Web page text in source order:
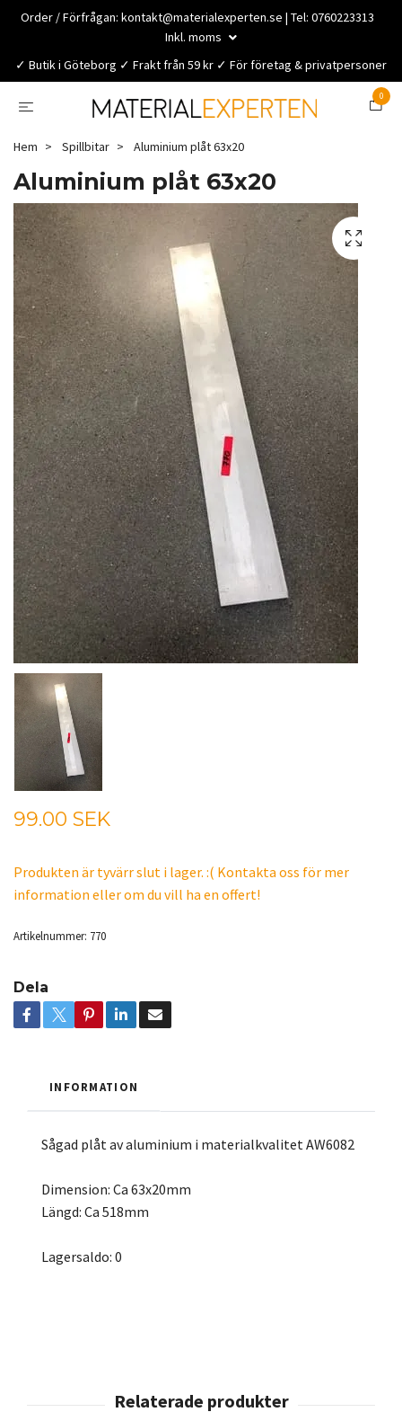
Order / Förfrågan: kontakt@materialexperten.se | Tel: 0760223313
Inkl. moms
✓ Butik i Göteborg ✓ Frakt från 59 kr ✓ För företag & privatpersoner
0
Hem Spillbitar Aluminium plåt 63x20
Aluminium plåt 63x20
99.00 SEK
Produkten är tyvärr slut i lager. :( Kontakta oss för mer
information eller om du vill ha en offert!
Artikelnummer: 770
Dela
INFORMATION
Sågad plåt av aluminium i materialkvalitet AW6082
Dimension: Ca 63x20mm
Längd: Ca 518mm
Lagersaldo: 0